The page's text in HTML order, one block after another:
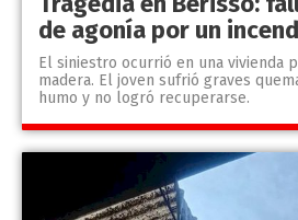
de agonía por un
El siniestro ocurrió en una vivienda
madera. El joven sufrió graves
humo y no logró recuperarse.